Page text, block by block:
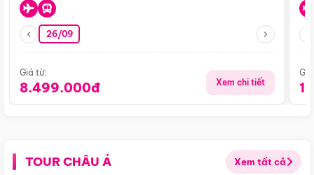
26/09
Giá từ:
8.499.000đ Xem chi tiết
TOUR CHÂU Á Xem tất cả
Điểm nổi bật